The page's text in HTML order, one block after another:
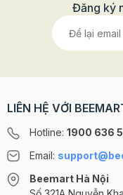
Đăng ký
LIÊN HỆ VỚI
Hotline: 1900 636
Email:
Beemart Hà Nội